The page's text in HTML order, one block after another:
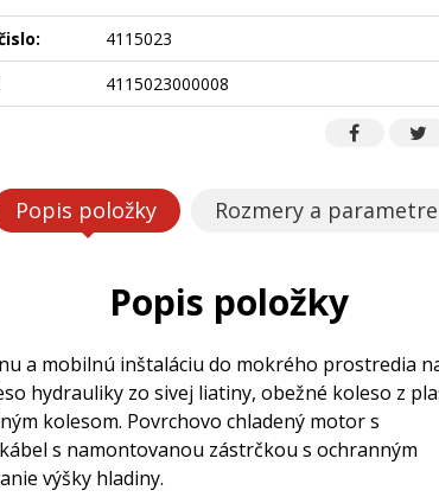
4115023
4115023000008
Popis položky Rozmery a parametre
Popis položky
a mobilnú inštaláciu do mokrého prostredia
hydrauliky zo sivej liatiny, obežné koleso z
kolesom. Povrchovo chladený motor s
s namontovanou zástrčkou s ochranným
výšky hladiny.